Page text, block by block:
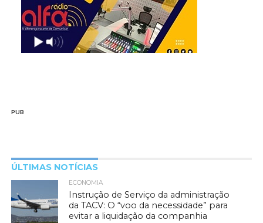
PUB
ÚLTIMAS NOTÍCIAS
ECONOMIA
Instrução de Serviço da administração
da TACV: O “voo da necessidade” para
evitar a liquidação da companhia